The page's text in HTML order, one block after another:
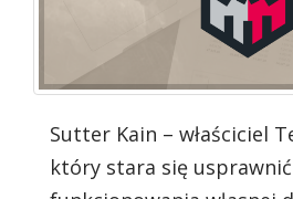
Sutter Kain – właściciel
który stara się